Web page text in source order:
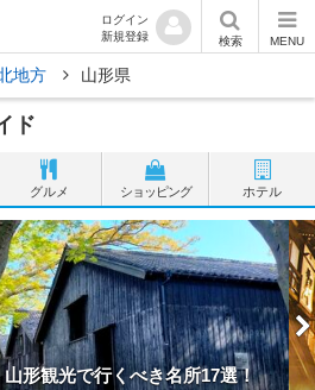
ログイン
新規登録
検索 MENU
地方 山形県
ド
グルメ ショッピング ホテル
形観光で行くべき名所17選！